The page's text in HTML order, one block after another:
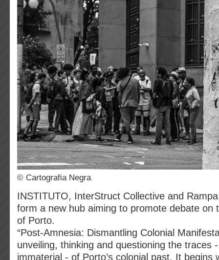
© Cartografia Negra
INSTITUTO, InterStruct Collective and
form a new hub aiming to promote debate on
of Porto.
“Post-Amnesia: Dismantling Colonial
unveiling, thinking and questioning the traces
immaterial - of Porto’s colonial past. It begins